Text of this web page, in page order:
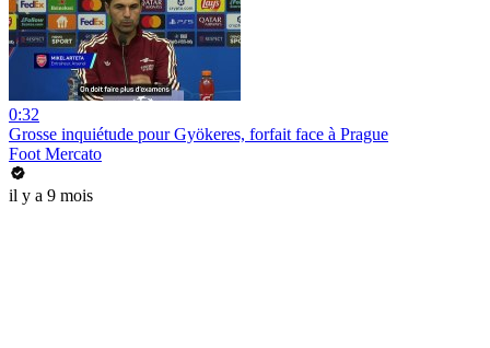
0:32
Grosse inquiétude pour Gyökeres, forfait face à Prague
Foot Mercato
il y a 9 mois